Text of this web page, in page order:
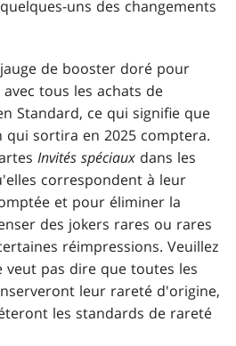
uns des changements
de booster doré pour
tous les achats de
Standard, ce qui signifie que
qui sortira en 2025 comptera.
Invités spéciaux dans les
correspondent à leur
et pour éliminer la
des jokers rares ou rares
réimpressions. Veuillez
veut pas dire que toutes les
leur rareté d'origine,
les standards de rareté